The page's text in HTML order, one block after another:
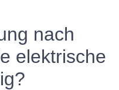
nach
elektrische